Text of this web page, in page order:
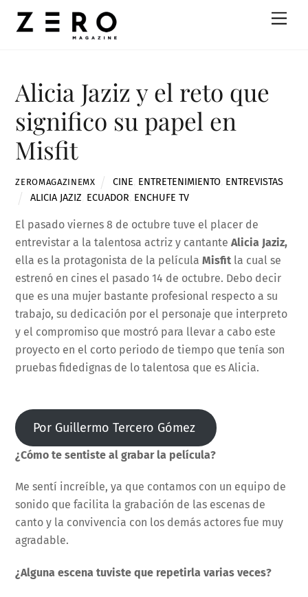
Alicia Jaziz y el reto que
significo su papel en
Misfit
ZEROMAGAZINEMX CINE ENTRETENIMIENTO, ENTREVISTAS
ALICIA JAZIZ ECUADOR ENCHUFE TV
El pasado viernes 8 de octubre tuve el placer de
entrevistar a la talentosa actriz y cantanteAlicia Jaziz,
ella es la protagonista de la película Misfit la cual se
estrenó en cines el pasado 14 de octubre. Debo decir
que es una mujer bastante profesional respecto a su
trabajo, su dedicación por el personaje que interpreto
y el compromiso que mostró para llevar a cabo este
proyecto en el corto periodo de tiempo que tenía son
pruebas fidedignas de lo talentosa que es Alicia.
Por Guillermo Tercero Gómez
¿Cómo te sentiste al grabar la película?
Me sentí increíble, ya que contamos con un equipo de
sonido que facilita la grabación de las escenas de
canto y la convivencia con los demás actores fue muy
agradable.
¿Alguna escena tuviste que repetirla varias veces?